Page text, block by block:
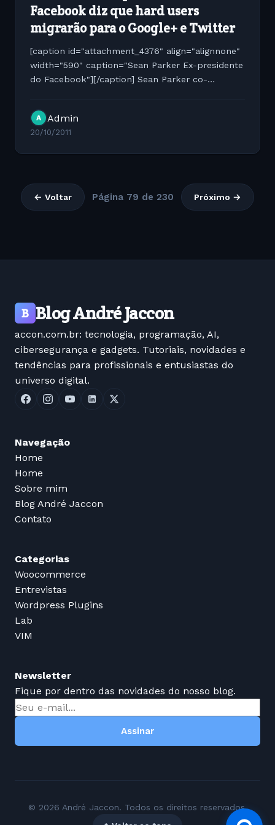
Facebook diz que hard users
migrarão para o Google+ e Twitter
[caption id="attachment_4376" align="alignnone"
width="590" caption="Sean Parker Ex-presidente
do Facebook"][/caption] Sean Parker co-
coletiva no Web 2.0 Summit...
A Admin
20/10/2011
← Voltar Página 79 de 230 Próximo →
B Blog André Jaccon
accon.com.br: tecnologia, programação, AI,
cibersegurança e gadgets. Tutoriais, novidades e
tendências para profissionais e entusiastas do
universo digital.
Navegação
Home
Home
Sobre mim
Blog André Jaccon
Contato
Categorias
Woocommerce
Entrevistas
Wordpress Plugins
Lab
VIM
Newsletter
Fique por dentro das novidades do nosso blog.
Assinar
© 2026 André Jaccon. Todos os direitos reservados.